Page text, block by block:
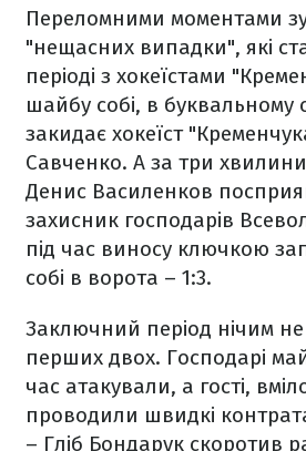
Переломними моментами
"нещасних випадки", які
періоді з хокеїстами
шайбу собі, в буквальному
закидає хокеїст
Савченко. А за три
Денис Василенков
захисник господарів
під час виносу ключкою
собі в ворота – 1:3.
Заключний період нічим не
перших двох. Господарі
час атакували, а гості,
проводили швидкі
– Гліб Бондарук скоротив